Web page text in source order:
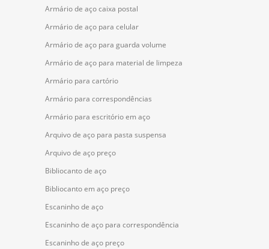
Armário de aço caixa postal
Armário de aço para celular
Armário de aço para guarda volume
Armário de aço para material de limpeza
Armário para cartório
Armário para correspondências
Armário para escritório em aço
Arquivo de aço para pasta suspensa
Arquivo de aço preço
Bibliocanto de aço
Bibliocanto em aço preço
Escaninho de aço
Escaninho de aço para correspondência
Escaninho de aço preço